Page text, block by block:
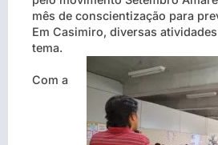
mês de conscientização para
Em Casimiro, diversas
tema.
Com a